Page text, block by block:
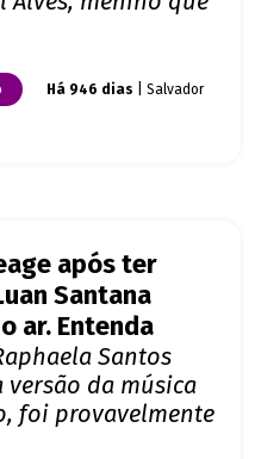
Há 946 dias | Salvador
após ter
Santana
ar. Entenda
Santos
versão da música
foi provavelmente